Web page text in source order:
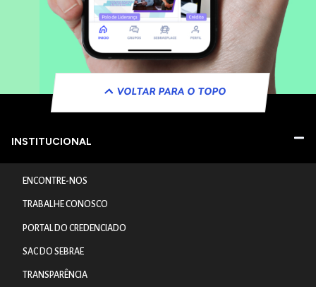
VOLTAR PARA O TOPO
INSTITUCIONAL
ENCONTRE-NOS
TRABALHE CONOSCO
PORTAL DO CREDENCIADO
SAC DO SEBRAE
TRANSPARÊNCIA